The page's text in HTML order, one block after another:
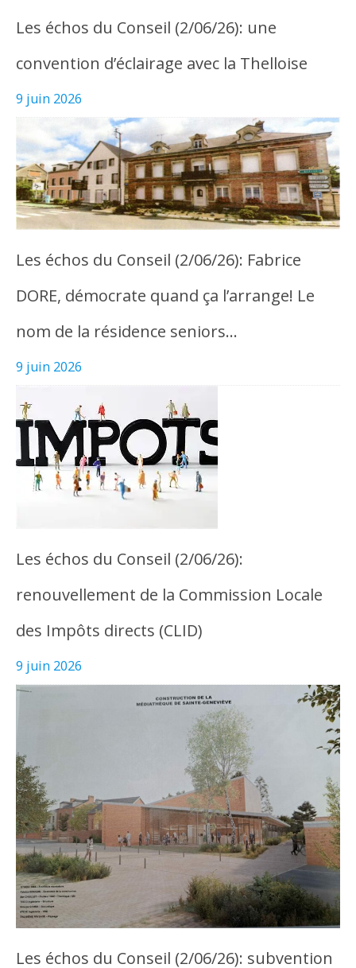
Les échos du Conseil (2/06/26): une
convention d’éclairage avec la Thelloise
9 juin 2026
Les échos du Conseil (2/06/26): Fabrice
DORE, démocrate quand ça l’arrange! Le
nom de la résidence seniors…
9 juin 2026
Les échos du Conseil (2/06/26):
renouvellement de la Commission Locale
des Impôts directs (CLID)
9 juin 2026
Les échos du Conseil (2/06/26): subvention